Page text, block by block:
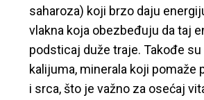
saharoza) koji brzo daju
vlakna koja obezbeđuju da taj
podsticaj duže traje. Takođe
kalijuma, minerala koji pomaže
i srca, što je važno za osećaj